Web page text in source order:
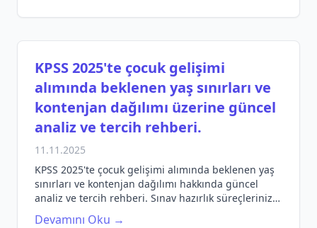
KPSS 2025'te çocuk gelişimi
alımında beklenen yaş sınırları ve
kontenjan dağılımı üzerine güncel
analiz ve tercih rehberi.
11.11.2025
KPSS 2025'te çocuk gelişimi alımında beklenen yaş
sınırları ve kontenjan dağılımı hakkında güncel
analiz ve tercih rehberi. Sınav hazırlık süreçlerinizi
en iyi şekilde yönetin!
Devamını Oku →